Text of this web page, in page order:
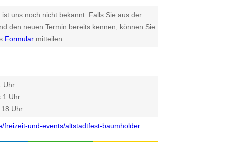
ist uns noch nicht bekannt. Falls Sie aus der
den neuen Termin bereits kennen, können Sie
Formular mitteilen.
Uhr
1 Uhr
18 Uhr
freizeit-und-events/altstadtfest-baumholder